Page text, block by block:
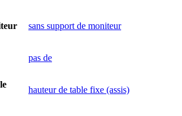
sans support de moniteur
pas de
hauteur de table fixe (assis)